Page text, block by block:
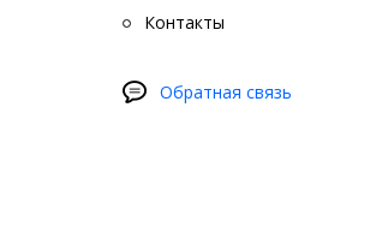
Контакты
Обратная связь